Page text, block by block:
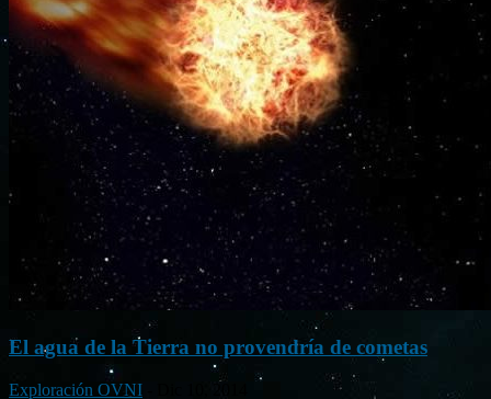
El agua de la Tierra no provendría de cometas
Exploración OVNI